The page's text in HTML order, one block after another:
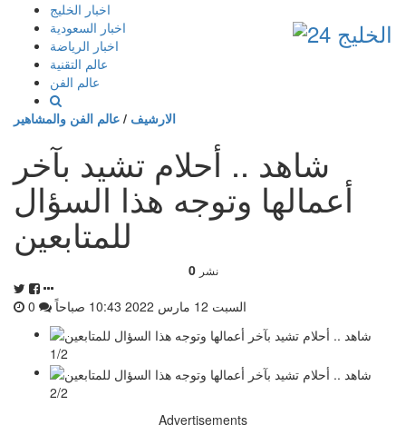
إذهب
المحتوى
اخبار الخليج
اخبار السعودية
اخبار الرياضة
عالم التقنية
عالم الفن
الارشيف / عالم الفن والمشاهير
شاهد .. أحلام تشيد بآخر
أعمالها وتوجه هذا السؤال
للمتابعين
0 نشر
السبت 12 مارس 2022 10:43 صباحاً
1/2
2/2
Advertisements